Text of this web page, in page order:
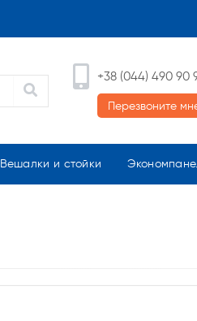
+38 (044) 490 90
Перезвоните
Вешалки и стойки